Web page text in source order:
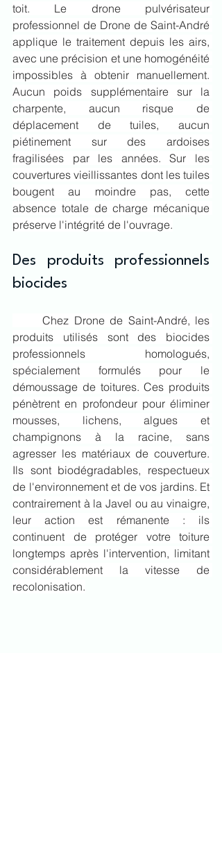
toit. Le drone pulvérisateur
professionnel de Drone de Saint-André
applique le traitement depuis les airs,
avec une précision et une homogénéité
impossibles à obtenir manuellement.
Aucun poids supplémentaire sur la
charpente, aucun risque de
déplacement de tuiles, aucun
piétinement sur des ardoises
fragilisées par les années. Sur les
couvertures vieillissantes dont les tuiles
bougent au moindre pas, cette
absence totale de charge mécanique
préserve l'intégrité de l'ouvrage.
Des produits professionnels
biocides
	Chez Drone de Saint-André, les
produits utilisés sont des biocides
professionnels homologués,
spécialement formulés pour le
démoussage de toitures. Ces produits
pénètrent en profondeur pour éliminer
mousses, lichens, algues et
champignons à la racine, sans
agresser les matériaux de couverture.
Ils sont biodégradables, respectueux
de l'environnement et de vos jardins. Et
contrairement à la Javel ou au vinaigre,
leur action est rémanente : ils
continuent de protéger votre toiture
longtemps après l'intervention, limitant
considérablement la vitesse de
recolonisation.